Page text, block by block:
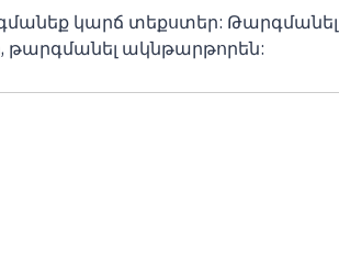
կարճ տեքստեր: Թարգմանել
ակնթարթորեն: